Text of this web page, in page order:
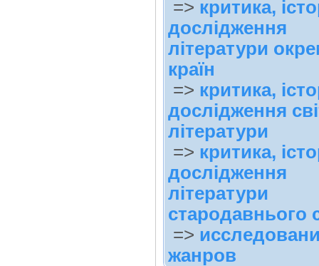
=> критика,
дослідження
літератури
країн
=> критика,
дослідження
літератури
=> критика,
дослідження
літератури
стародавнього
=>
жанров